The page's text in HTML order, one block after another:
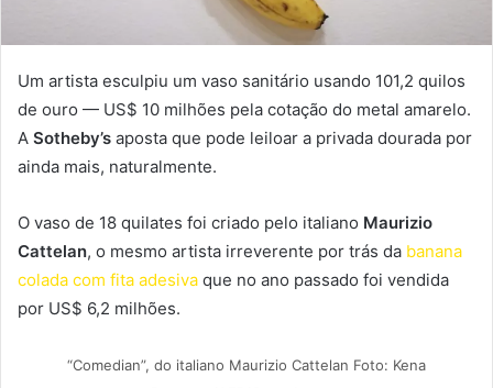
Um artista esculpiu um vaso sanitário usando 101,2 quilos
de ouro — US$ 10 milhões pela cotação do metal amarelo.
A Sotheby’s aposta que pode leiloar a privada dourada por
ainda mais, naturalmente.
O vaso de 18 quilates foi criado pelo italiano Maurizio
Cattelan, o mesmo artista irreverente por trás da banana
colada com fita adesiva que no ano passado foi vendida
por US$ 6,2 milhões.
“Comedian”, do italiano Maurizio Cattelan Foto: Kena